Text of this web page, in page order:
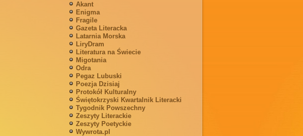
Akant
Enigma
Fragile
Gazeta Literacka
Latarnia Morska
LiryDram
Literatura na Świecie
Migotania
Odra
Pegaz Lubuski
Poezja Dzisiaj
Protokół Kulturalny
Świętokrzyski Kwartalnik Literacki
Tygodnik Powszechny
Zeszyty Literackie
Zeszyty Poetyckie
Wywrota.pl